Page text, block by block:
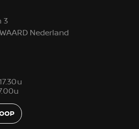
3
Nederland